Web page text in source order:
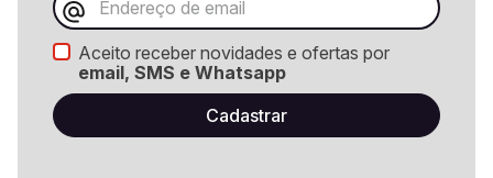
Aceito receber novidades e ofertas por
email, SMS e Whatsapp